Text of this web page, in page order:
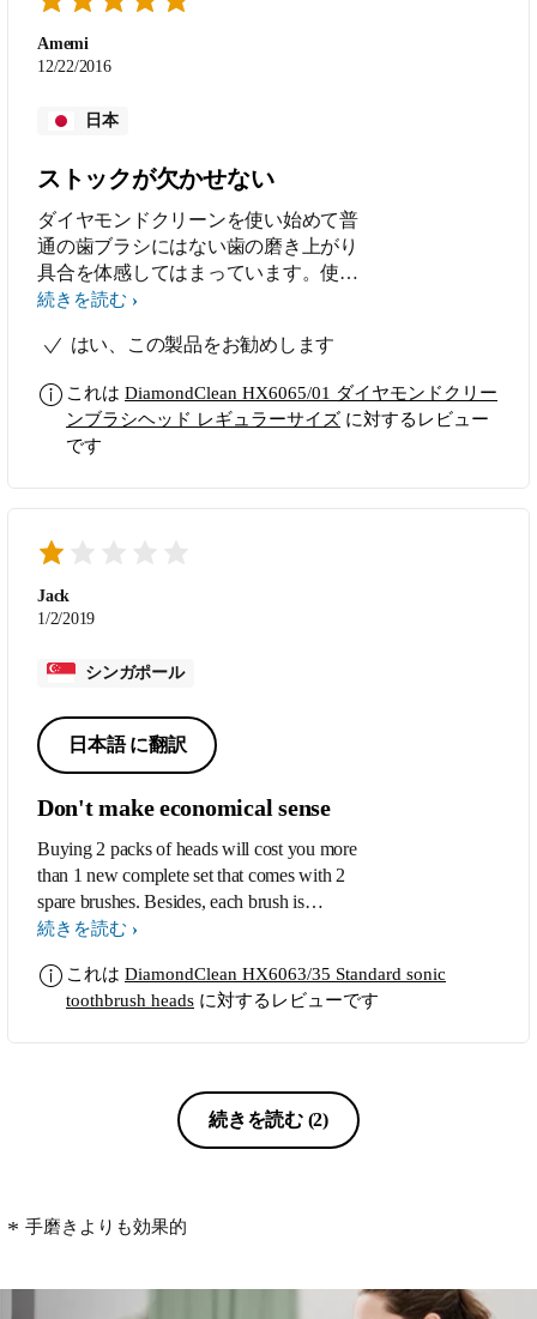
Amemi
12/22/2016
日本
ストックが欠かせない
ダイヤモンドクリーンを使い始めて普
通の歯ブラシにはない歯の磨き上がり
具合を体感してはまっています。使い
続けると歯の黄ばみがとれて白くなり
シを使用していた時に感じてた歯のざ
っぱり音波の力はすごいんだなっと実
感。そのため変えブラシも欠かせませ
ん。ブラシヘッドを交換するだけでい
す。
続きを読む
はい、この製品をお勧めします
これは DiamondClean HX6065/01 ダイヤモンドクリー
ンブラシヘッド レギュラーサイズ に対するレビュー
です
Jack
1/2/2019
シンガポール
日本語 に翻訳
Don't make economical sense
Buying 2 packs of heads will cost you more
than 1 new complete set that comes with 2
spare brushes. Besides, each brush is
technically designed to last only for a few
reason.
続きを読む
これは DiamondClean HX6063/35 Standard sonic
toothbrush heads に対するレビューです
続きを読む (2)
手磨きよりも効果的